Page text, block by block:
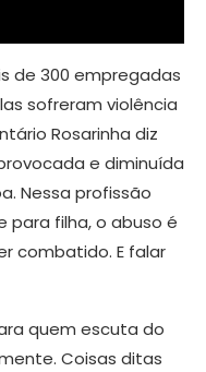
de 300 empregadas
sofreram violência
Rosarinha diz
e diminuída
Nessa profissão
para filha, o abuso é
combatido. E falar
quem escuta do
Coisas ditas